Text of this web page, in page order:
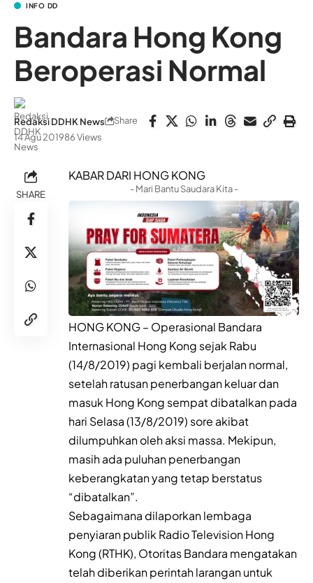
INFO DD
Bandara Hong Kong
Beroperasi Normal
Redaksi DDHK News
14 Agu 201986 Views
Share
SHARE
KABAR DARI HONG KONG
- Mari Bantu Saudara Kita -
HONG KONG – Operasional Bandara
Internasional Hong Kong sejak Rabu
(14/8/2019) pagi kembali berjalan normal,
setelah ratusan penerbangan keluar dan
masuk Hong Kong sempat dibatalkan pada
hari Selasa (13/8/2019) sore akibat
dilumpuhkan oleh aksi massa. Mekipun,
masih ada puluhan penerbangan
keberangkatan yang tetap berstatus
“dibatalkan”.
Sebagaimana dilaporkan lembaga
penyiaran publik Radio Television Hong
Kong (RTHK), Otoritas Bandara mengatakan
telah diberikan perintah larangan untuk